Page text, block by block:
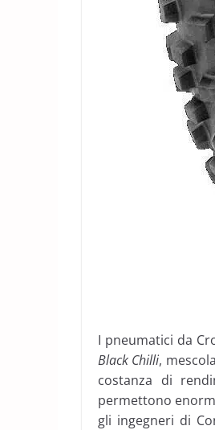
I pneumatici da
Black Chilli,
costanza di
permettono
gli ingegneri di